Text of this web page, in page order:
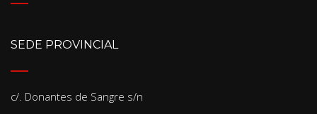
SEDE PROVINCIAL
c/. Donantes de Sangre s/n